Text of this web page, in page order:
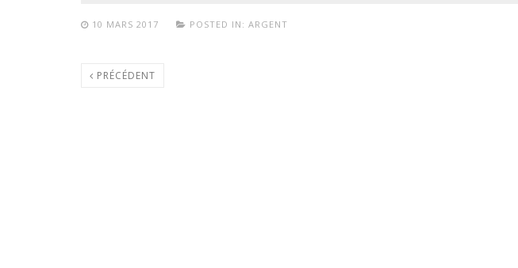
10 MARS 2017 POSTED IN: ARGENT
PRÉCÉDENT